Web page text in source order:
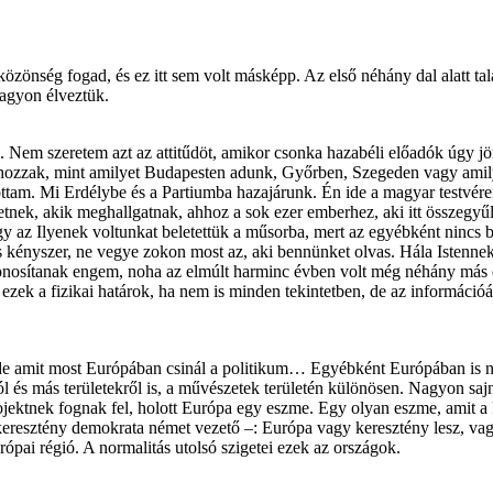
fogad, és ez itt sem volt másképp. Az első néhány dal alatt
élveztük.
szeretem azt az attitűdöt, amikor csonka hazabéli előadók úgy
mint amilyet Budapesten adunk, Győrben, Szegeden vagy
Mi Erdélybe és a Partiumba hazajárunk. Én ide a magyar
akik meghallgatnak, ahhoz a sok ezer emberhez, aki itt
Ilyenek voltunkat beletettük a műsorba, mert az egyébként nincs
ne vegye zokon most az, aki bennünket olvas. Hála
engem, noha az elmúlt harminc évben volt még néhány
a fizikai határok, ha nem is minden tekintetben, de az
amit most Európában csinál a politikum… Egyébként Európában is
más területekről is, a művészetek területén különösen. Nagyon
fognak fel, holott Európa egy eszme. Egy olyan eszme, amit
demokrata német vezető –: Európa vagy keresztény lesz,
régió. A normalitás utolsó szigetei ezek az országok.